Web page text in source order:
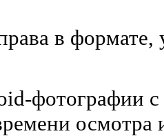
в формате,
фотографии с
осмотра